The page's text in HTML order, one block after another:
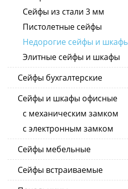
Сейфы из стали 3 мм
Пистолетные сейфы
Недорогие сейфы и
Элитные сейфы и шкафы
Сейфы бухгалтерские
Сейфы и шкафы офисные
с механическим замком
с электронным замком
Сейфы мебельные
Сейфы встраиваемые